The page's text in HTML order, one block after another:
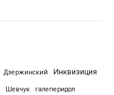
Дзержинский Инквизиция
Шевчук галеперидол